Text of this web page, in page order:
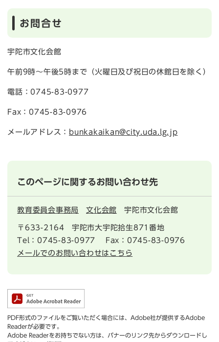
お問合せ
宇陀市文化会館
午前9時～午後5時まで（火曜日及び祝日の休館日を除く）
電話：0745-83-0977
Fax：0745-83-0976
メールアドレス： bunkakaikan@city.uda.lg.jp
このページに関するお問い合わせ先
教育委員会事務局 文化会館 宇陀市文化会館
〒633-2164
宇陀市大宇陀拾生871番地
Tel：0745-83-0977
Fax：0745-83-0976
メールでのお問い合わせはこちら
PDF形式のファイルをご覧いただく場合には、Adobe社が提供するAdobe
Readerが必要です。
Adobe Readerをお持ちでない方は、バナーのリンク先からダウンロードし